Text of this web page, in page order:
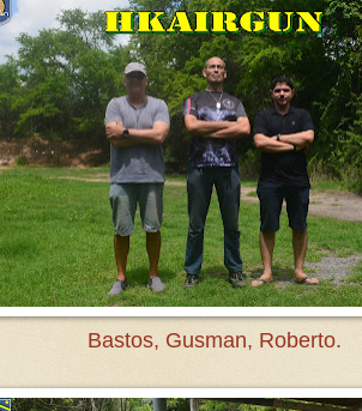
Bastos, Gusman, Roberto.